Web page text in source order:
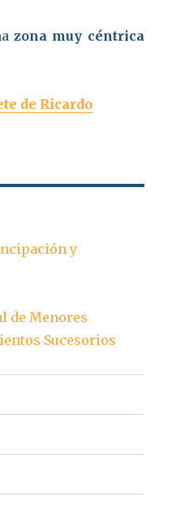
zona muy céntrica
de Ricardo
y
de Menores
Sucesorios